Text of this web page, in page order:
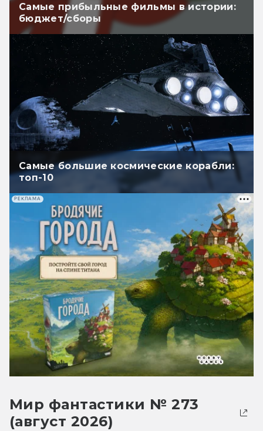
Самые прибыльные фильмы в истории:
бюджет/сборы
Самые большие космические корабли:
топ-10
РЕКЛАМА
Мир фантастики № 273
(август 2026)